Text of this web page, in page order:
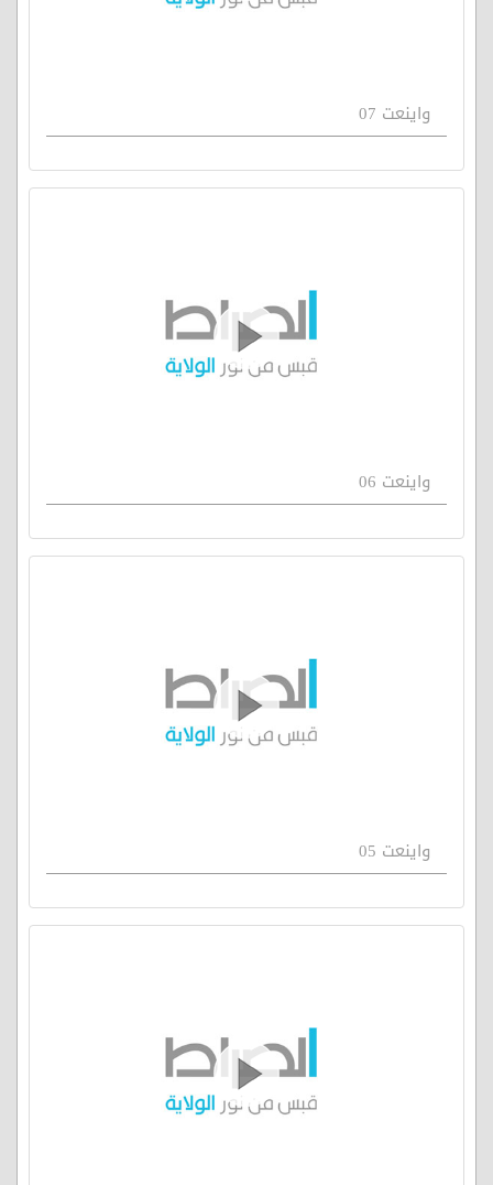
واينعت 07
واينعت 06
واينعت 05